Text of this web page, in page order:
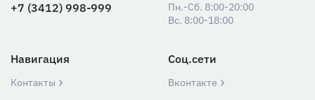
+7 (3412) 998-999
Пн.-Сб. 8:00-20:00
Вс. 8:00-18:00
Навигация
Контакты
Соц.сети
Вконтакте